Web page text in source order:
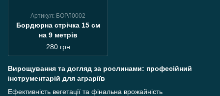
Артикул: БОРЛ0002
Бордюрна стрічка 15 см
на 9 метрів
280 грн
Вирощування та догляд за рослинами: професійний
інструментарій для аграріїв
Ефективність вегетації та фінальна врожайність